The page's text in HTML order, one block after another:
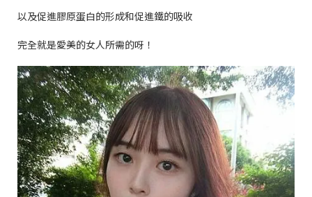
以及促進膠原蛋白的形成和促進鐵的吸收
完全就是愛美的女人所需的呀！